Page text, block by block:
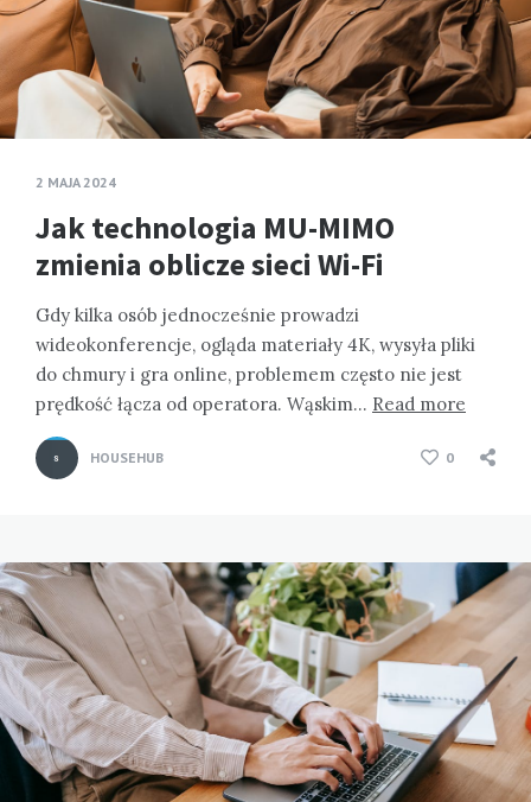
2 MAJA 2024
Jak technologia MU-MIMO
zmienia oblicze sieci Wi-Fi
Gdy kilka osób jednocześnie prowadzi
wideokonferencje, ogląda materiały 4K, wysyła pliki
do chmury i gra online, problemem często nie jest
prędkość łącza od operatora. Wąskim… Read more
HOUSEHUB 0